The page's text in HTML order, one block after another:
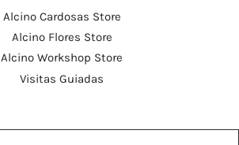
Alcino Cardosas Store
Alcino Flores Store
Alcino Workshop Store
Visitas Guiadas